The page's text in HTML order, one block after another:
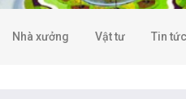
Nhà xưởng Vật tư Tin tức